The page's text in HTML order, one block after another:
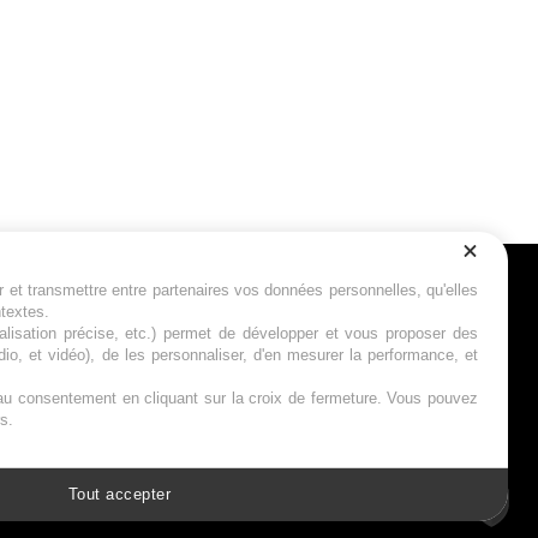
nous
transmettre entre partenaires vos données personnelles, qu'elles
précise, etc.) permet de développer et vous proposer des
et vidéo), de les personnaliser, d'en mesurer la performance, et
en cliquant sur la croix de fermeture. Vous pouvez
Tout accepter